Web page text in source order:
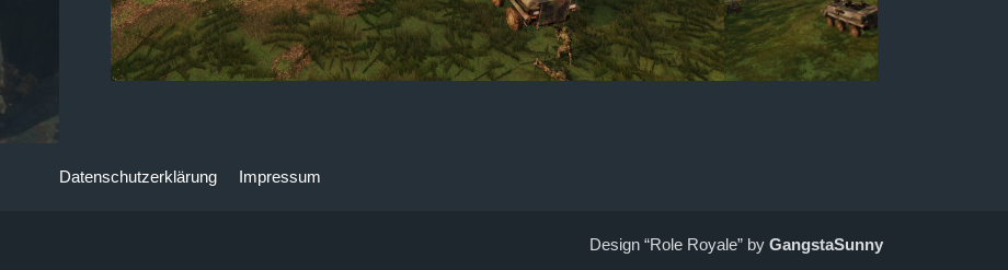
Datenschutzerklärung Impressum
Design “Role Royale” by GangstaSunny